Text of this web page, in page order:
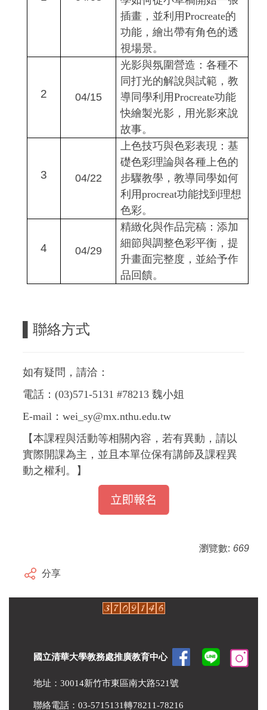
插畫，並利用Procreate的
功能，繪出帶有角色的透
視場景。
2 04/15
光影與氛圍營造：各種不
同打光的解說與試範，教
導同學利用Procreate功能
快繪製光影，用光影來說
故事。
3 04/22
上色技巧與色彩表現：基
礎色彩理論與各種上色的
步驟教學，教導同學如何
利用procreat功能找到理想
色彩。
4 04/29
精緻化與作品完稿：添加
細節與調整色彩平衡，提
升畫面完整度，並給予作
品回饋。
聯絡方式
如有疑問，請洽：
電話：(03)571-5131 #78213 魏小姐
E-mail：wei_sy@mx.nthu.edu.tw
【本課程與活動等相關內容，若有異動，請以
實際開課為主，並且本單位保有講師及課程異
動之權利。】
瀏覽數: 669
分享
國立清華大學教務處推廣教育中心
地址：30014新竹市東區南大路521號
聯絡電話：03-5715131轉78211-78216